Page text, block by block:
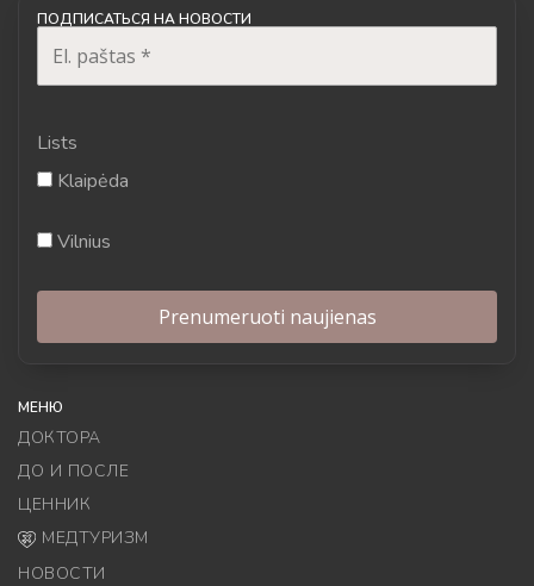
ПОДПИСАТЬСЯ НА НОВОСТИ
Lists
Klaipėda
Vilnius
МЕНЮ
ДОКТОРА
ДО И ПОСЛЕ
ЦЕННИК
МЕДТУРИЗМ
НОВОСТИ